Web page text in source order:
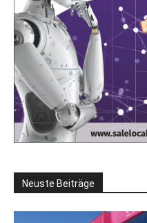
Neuste Beiträge